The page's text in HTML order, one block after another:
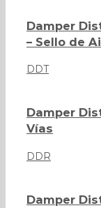
Damper
– Sello de
DDT
Damper
Vías
DDR
Damper